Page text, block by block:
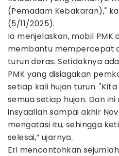
(Pemadam Kebakaran),"
(5/11/2025).
Ia menjelaskan, mobil PMK
membantu mempercepat
turun deras. Setidaknya
PMK yang disiagakan
setiap kali hujan turun.
semua setiap hujan. Dan
insyaallah sampai akhir
mengatasi itu, sehingga
selesai,” ujarnya.
Eri mencontohkan